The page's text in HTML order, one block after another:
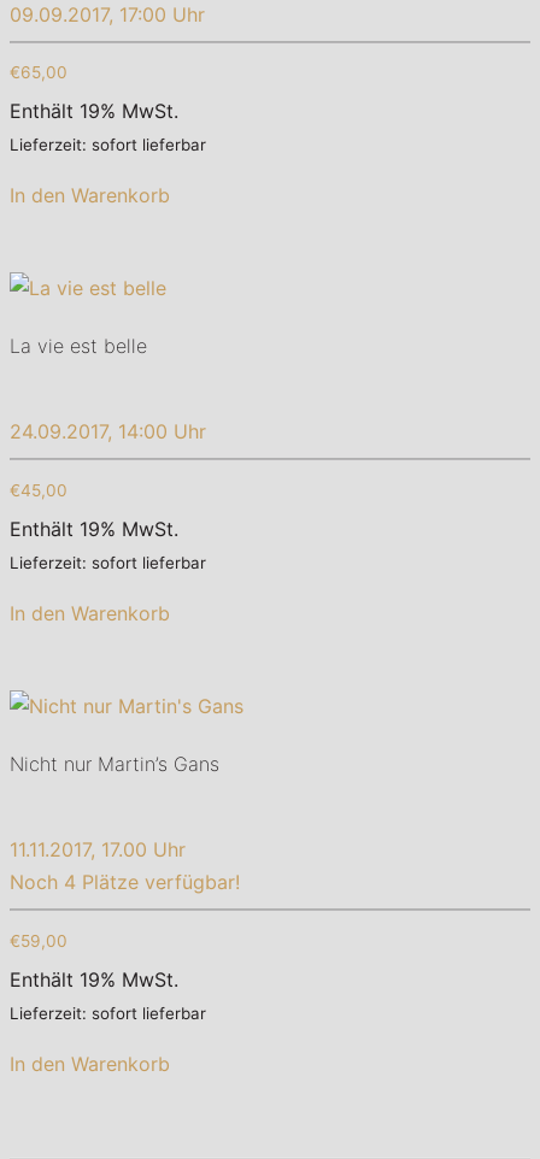
09.09.2017, 17:00 Uhr
€65,00
Enthält 19% MwSt.
Lieferzeit: sofort lieferbar
In den Warenkorb
La vie est belle
24.09.2017, 14:00 Uhr
€45,00
Enthält 19% MwSt.
Lieferzeit: sofort lieferbar
In den Warenkorb
Nicht nur Martin’s Gans
11.11.2017, 17.00 Uhr
Noch 4 Plätze verfügbar!
€59,00
Enthält 19% MwSt.
Lieferzeit: sofort lieferbar
In den Warenkorb